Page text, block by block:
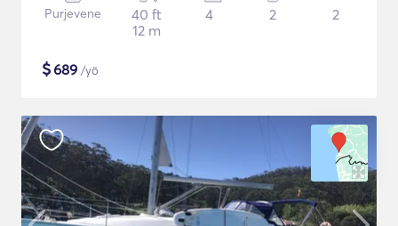
Purjevene
40 ft
12 m
4 2 2
$689 /yö